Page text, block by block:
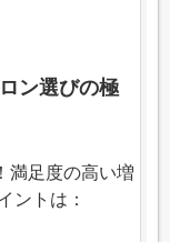
ン選びの極
満足度の高い増
ントは：